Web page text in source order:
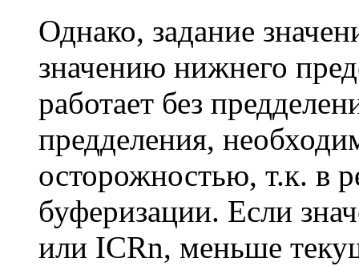
Однако, задание
значению нижнего
работает без
предделения,
осторожностью, т.к. в
буферизации. Если
или ICRn, меньше